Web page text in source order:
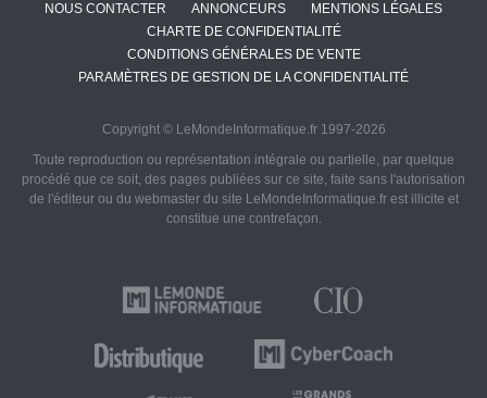
NOUS CONTACTER ANNONCEURS
MENTIONS LÉGALES
CHARTE DE CONFIDENTIALITÉ
CONDITIONS GÉNÉRALES DE VENTE
PARAMÈTRES DE GESTION DE LA CONFIDENTIALITÉ
Copyright © LeMondeInformatique.fr 1997-2026
Toute reproduction ou représentation intégrale ou partielle, par quelque
procédé que ce soit, des pages publiées sur ce site, faite sans l'autorisation
de l'éditeur ou du webmaster du site LeMondeInformatique.fr est illicite et
constitue une contrefaçon.